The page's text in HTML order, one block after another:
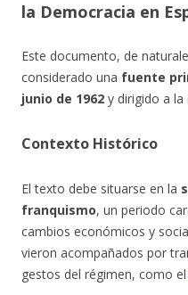
la Democracia en
Este documento, de
considerado una fuente
junio de 1962 y dirigido a la
Contexto Histórico
El texto debe situarse en la
franquismo, un periodo
cambios económicos y
vieron acompañados por
gestos del régimen, como el